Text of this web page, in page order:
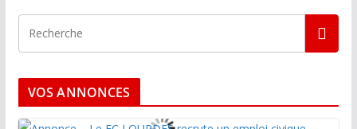
VOS ANNONCES